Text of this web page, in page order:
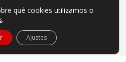
privada sin ánimo de lucro.
privacidad|Política de cookies
qué cookies utilizamos o
.
Ajustes